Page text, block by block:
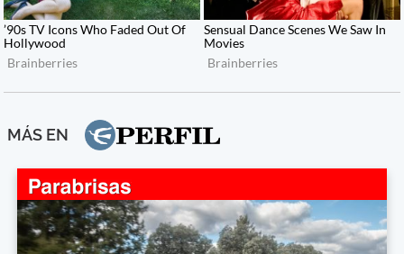
MÁS EN